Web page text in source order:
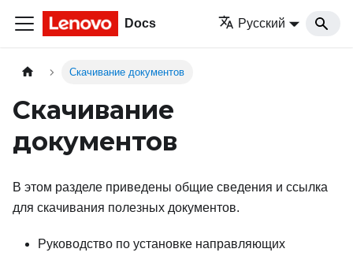
Docs Русский
Скачивание документов
Скачивание
документов
В этом разделе приведены общие сведения и ссылка
для скачивания полезных документов.
Руководство по установке направляющих